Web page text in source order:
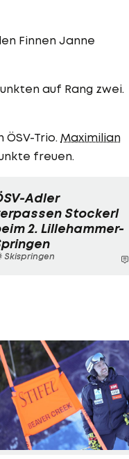
Finnen Janne
auf Rang zwei.
ÖSV-Trio. Maximilian
freuen.
Adler
Stockerl
2. Lillehammer-
Skispringen